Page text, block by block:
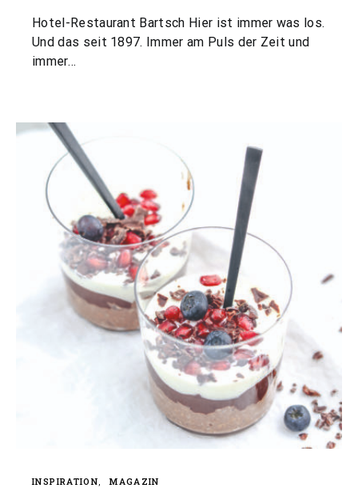
Hotel-Restaurant Bartsch Hier ist immer was los.
Und das seit 1897. Immer am Puls der Zeit und
immer…
INSPIRATION MAGAZIN